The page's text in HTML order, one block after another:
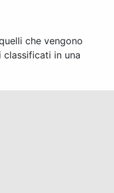
che vengono
in una